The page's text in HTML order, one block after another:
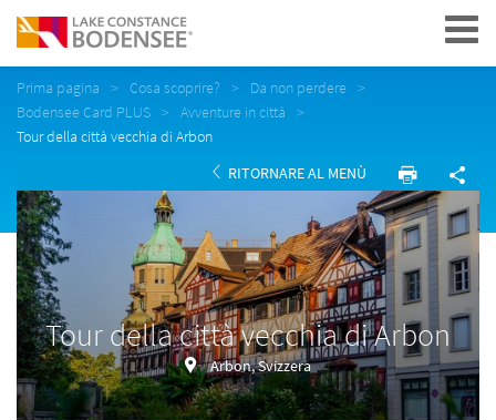
Navigation
Prima pagina Cosa scoprire?
Da non perdere
Bodensee Card PLUS
Avventure in città
Tour della città vecchia di Arbon
RITORNARE AL MENÙ
Tour della città vecchia di Arbon
Arbon, Svizzera